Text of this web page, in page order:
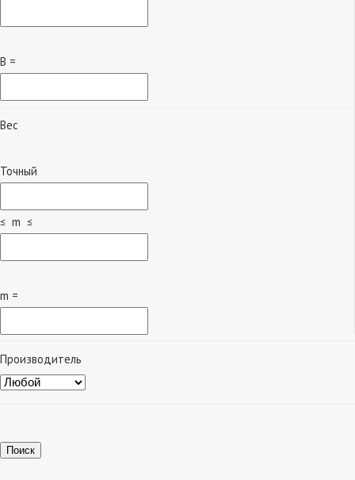
B =
Вес
Точный
≤ m ≤
m =
Производитель
Поиск